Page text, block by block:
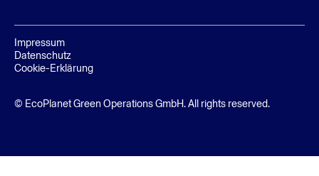
© EcoPlanet Green Operations GmbH. All rights reserved.
Impressum
Datenschutz
Cookie-Erklärung